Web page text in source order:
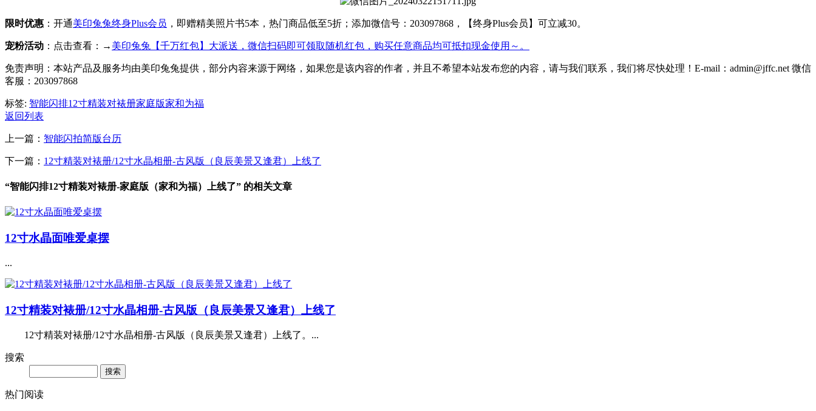
限时优惠 ：开通美印兔兔终身Plus会员 ，即赠精美照片书5本，热门商品低至5折；添加微信号：203097868，【终身Plus会员】可立减30。
宠粉活动 ：点击查看：→ 美印兔兔【千万红包】大派送，微信扫码即可领取随机红包，购买任意商品均可抵扣现金使用～。
免责声明：本站产品及服务均由美印兔兔提供，部分内容来源于网络，如果您是该内容的作者，并且不希望本站发布您的内容，请与我们联系，我们将尽快处理！E-mail：admin@jffc.net 微信
客服：203097868
标签: 智能闪排12寸精装对裱册家庭版家和为福
返回列表
上一篇： 智能闪拍简版台历
下一篇： 12寸精装对裱册/12寸水晶相册-古风版（良辰美景又逢君）上线了
“智能闪排12寸精装对裱册-家庭版（家和为福）上线了” 的相关文章
12寸水晶面唯爱桌摆
...
12寸精装对裱册/12寸水晶相册-古风版（良辰美景又逢君）上线了
12寸精装对裱册/12寸水晶相册-古风版（良辰美景又逢君）上线了。...
搜索
热门阅读